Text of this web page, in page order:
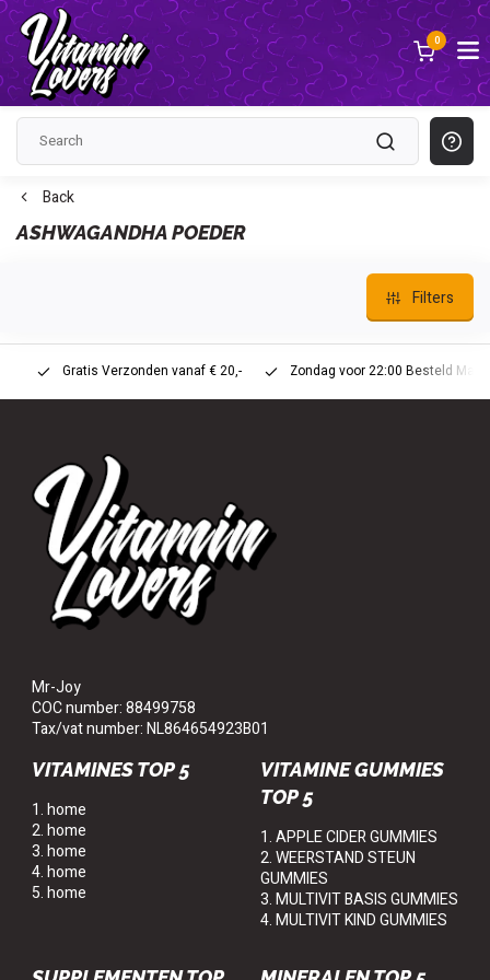
0
Back
ASHWAGANDHA POEDER
Filters
Gratis Verzonden vanaf € 20,- Zondag voor 22:00 Besteld
Mr-Joy
COC number: 88499758
Tax/vat number: NL864654923B01
VITAMINES TOP 5
1. home
2. home
3. home
4. home
5. home
VITAMINE GUMMIES
TOP 5
1. APPLE CIDER GUMMIES
2. WEERSTAND STEUN
GUMMIES
3. MULTIVIT BASIS GUMMIES
4. MULTIVIT KIND GUMMIES